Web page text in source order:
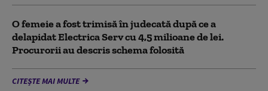
O femeie a fost trimisă în judecată după ce a
delapidat Electrica Serv cu 4,5 milioane de lei.
Procurorii au descris schema folosită
CITEȘTE MAI MULTE